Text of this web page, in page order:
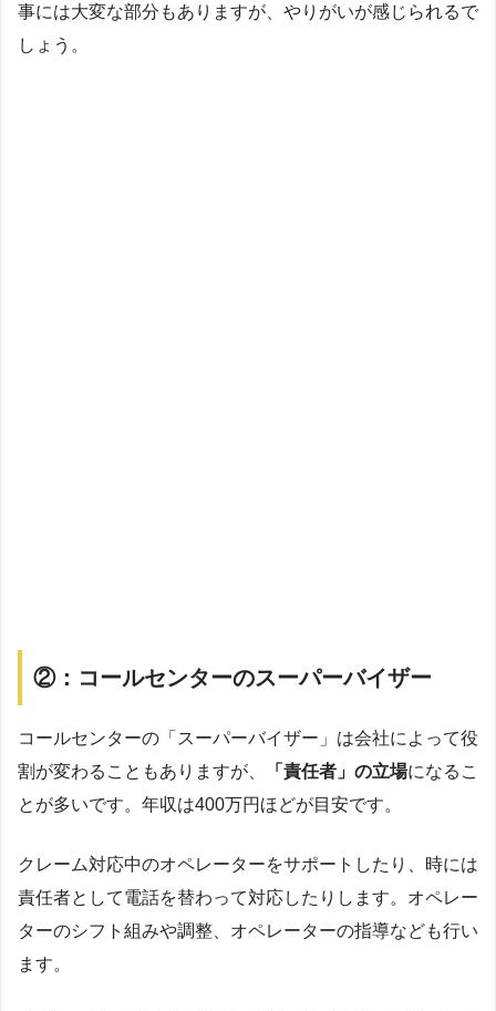
事には大変な部分もありますが、やりがいが感じられるで
しょう。
②：コールセンターのスーパーバイザー
コールセンターの「スーパーバイザー」は会社によって役
割が変わることもありますが、
「責任者」の立場になるこ
とが多いです。年収は400万円ほどが目安です。
クレーム対応中のオペレーターをサポートしたり、時には
責任者として電話を替わって対応したりします。オペレー
ターのシフト組みや調整、オペレーターの指導なども行い
ます。